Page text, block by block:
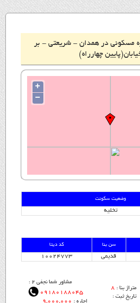
مسکونی در همدان - شریعتی - بر
چهارراه)
+
−
وضعیت سکونت
تخلیه
سن بنا کد دیتا
قدیمی 10024773
متراژ بنا : 8
تاریخ ثبت :
مشاور شما نجفی 2 :
09180188045
اجاره : 9,000,000